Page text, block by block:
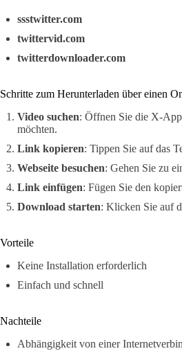
ssstwitter.com
twittervid.com
twitterdownloader.com
Schritte zum Herunterladen über einen
Video suchen: Öffnen Sie die X-App
möchten.
Link kopieren: Tippen Sie auf das
Webseite besuchen: Gehen Sie zu
Link einfügen: Fügen Sie den
Download starten: Klicken Sie auf
Vorteile
Keine Installation erforderlich
Einfach und schnell
Nachteile
Abhängigkeit von einer